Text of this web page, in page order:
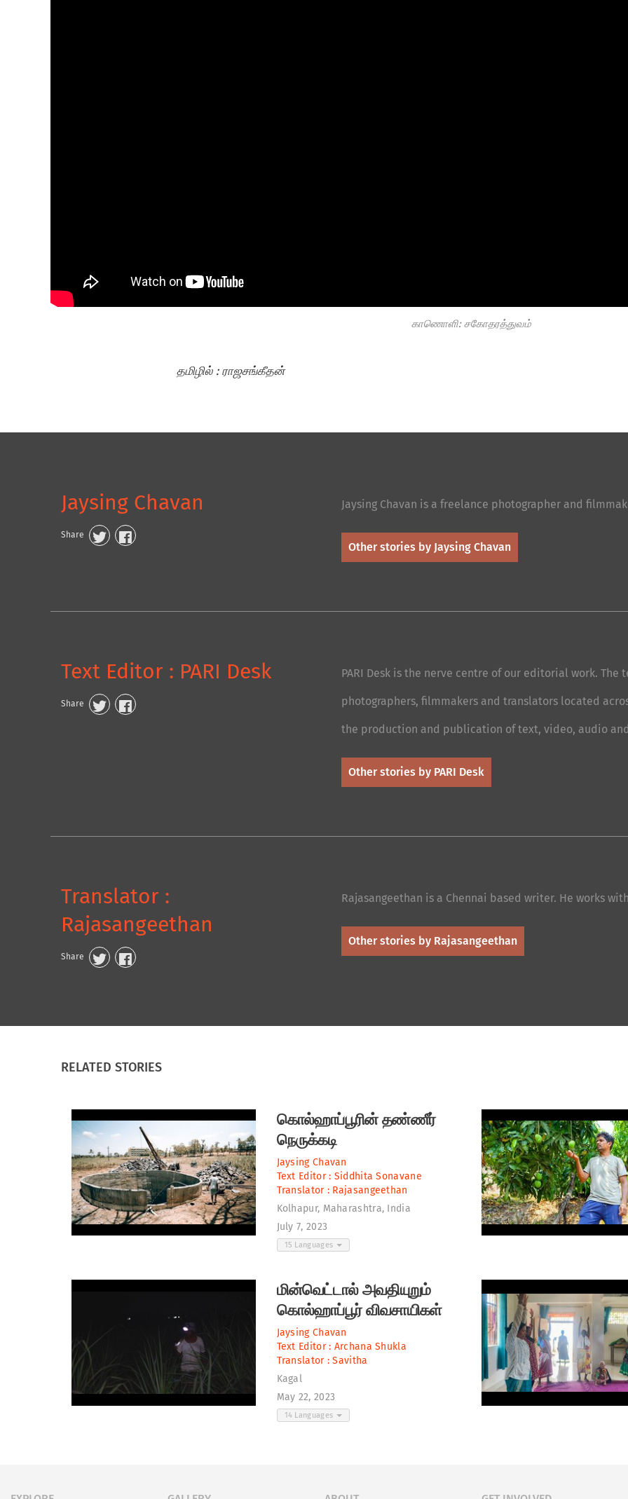
காணொளி: சகோதரத்துவம்
தமிழில் :ராஜசங்கீதன்
Jaysing Chavan
Share
Jaysing Chavan is a freelance photographer and
Other stories by Jaysing Chavan
Text Editor : PARI Desk
Share
PARI Desk is the nerve centre of our editorial work. The
photographers, filmmakers and translators located
the production and publication of text, video, audio
Other stories by PARI Desk
Translator :
Rajasangeethan
Share
Rajasangeethan is a Chennai based writer. He works
Other stories by Rajasangeethan
RELATED STORIES
கொல்ஹாப்பூரின் தண்ணீர்
நெருக்கடி
Jaysing Chavan
Text Editor : Siddhita Sonavane
Translator : Rajasangeethan
Kolhapur, Maharashtra, India
July 7, 2023
15 Languages
மின்வெட்டால் அவதியுறும்
கொல்ஹாப்பூர் விவசாயிகள்
Jaysing Chavan
Text Editor : Archana Shukla
Translator :Savitha
Kagal
May 22, 2023
14 Languages